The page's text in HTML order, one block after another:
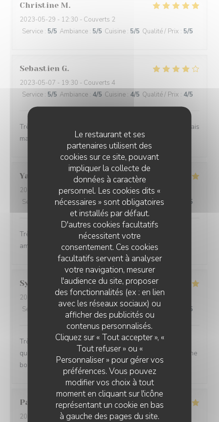
Le restaurant et ses
partenaires utilisent des
cookies sur ce site, pouvant
impliquer la collecte de
données à caractère
personnel. Les cookies dits «
nécessaires » sont obligatoires
et installés par défaut.
D'autres cookies facultatifs
nécessitent votre
consentement. Ces cookies
facultatifs servent à analyser
votre navigation, mesurer
l'audience du site, proposer
des fonctionnalités (ex : en lien
avec les réseaux sociaux) ou
afficher des publicités ou
contenus personnalisés.
Cliquez sur « Tout accepter », «
Tout refuser » ou «
Personnaliser » pour gérer vos
préférences. Vous pouvez
modifier vos choix à tout
moment en cliquant sur l'icône
représentant un cookie en bas
à gauche des pages du site.
Christine M
2023-05-29 - 12:30 - Couverts 2
Service : 5/5 Ambiance : 5/5 Cuisine : 5/5 Qualité / Prix : 5/5
Sebastien G
2023-05-07 - 19:30 - Couverts 4
Service : 5/5 Ambiance : 4/5 Cuisine : 4/5 Qualité / Prix : 4/5
Très belle vue Entrées et dessert excellents Plat bon mais
manquait légèrement de saveurs Je recommande
Yannick
2023-05-01
- 13:30 - Couverts 4
Service
/5 Ambiance:5 /5 Cuisine:5/5 Qualité / Prix /5
Très belle expérience : bon repas, bon service, bonne
ambiance.
Syl
2023-04-23- 19:30 - Couverts 2
Service
Ambiance : 4/5 Cuisine: 5/5 Qualité / Prix /5
Très bel endroit.. Les plats sont bien présentés et de
qualité ! Tous les ingrédients sont réunis pour passer une
bonne soirée.
Patrick S
2023-04-08
- 13:00 - Couverts 2